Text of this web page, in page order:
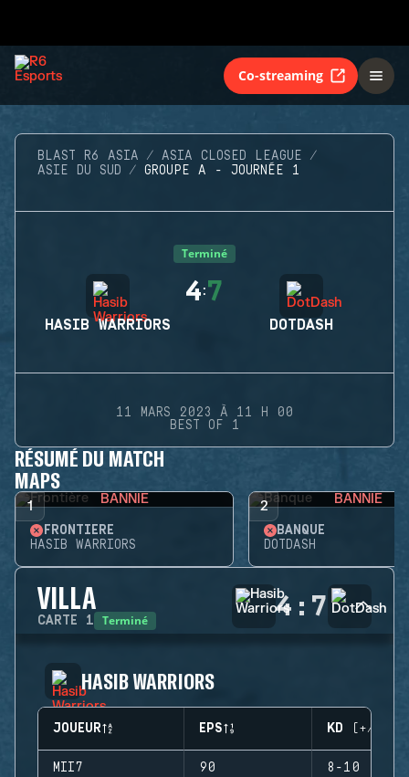
Co-streaming
BLAST R6 ASIA
ASIA CLOSED LEAGUE
ASIE DU SUD
GROUPE A - JOURNÉE 1
Terminé
HASIB WARRIORS
4:7
DOTDASH
11 MARS 2023 À 11 H 00
BEST OF 1
RÉSUMÉ DU MATCH
MAPS
1 BANNIE
FRONTIÈRE
HASIB WARRIORS
2 BANNIE
BANQUE
DOTDASH
VILLA
CARTE 1 Terminé 4 : 7
HASIB WARRIORS
JOUEUR EPS KD (+/-)
MII7 90 8-10 (-2)